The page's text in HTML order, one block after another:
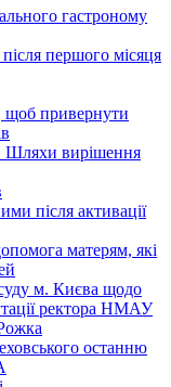
гастроному
першого місяця
щоб привернути
Шляхи вирішення
після активації
матерям, які
м. Києва щодо
ректора НМАУ
останню